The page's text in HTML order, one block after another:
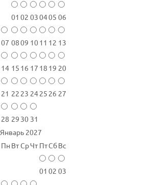
01 02 030405 06
07 0809 1011 12 13
14 15 16 17 18 19 20
21 22 23 2425 26 27
28 29 30 31
Январь 2027
Пн ВтСрЧт ПтСбВс
01 02 03